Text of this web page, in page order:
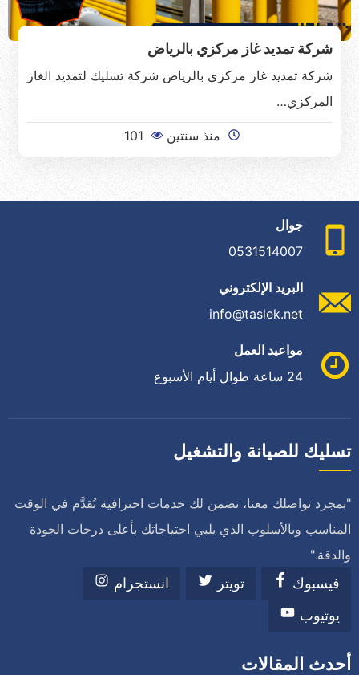
شركة تمديد غاز مركزي بالرياض
شركة تمديد غاز مركزي بالرياض شركة تسليك لتمديد الغاز
المركزي…
منذ سنتين 101
جوال
0531514007
البريد الإلكتروني
info@taslek.net
مواعيد العمل
24 ساعة طوال أيام الأسبوع
تسليك للصيانة والتشغيل
"بمجرد تواصلك معنا، نضمن لك خدمات احترافية تُقدَّم في الوقت
المناسب وبالأسلوب الذي يلبي احتياجاتك بأعلى درجات الجودة
والدقة."
فيسبوك تويتر
انستجرام
يوتيوب
أحدث المقالات